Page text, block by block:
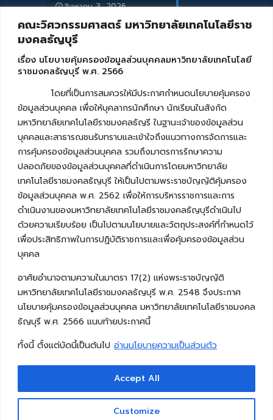
คณะวิศวกรรมศาสตร์ มหาวิทยาลัยเทคโนโลยีราช
มงคลธัญบุรี
เรื่อง นโยบายคุ้มครองข้อมูลส่วนบุคคลมหาวิทยาลัยเทคโนโลยี
ราชมงคลธัญบุรี พ.ศ. 2566
โดยที่เป็นการสมควรให้มีประกาศกำหนดนโยบายคุ้มครอง
ข้อมูลส่วนบุคคล เพื่อให้บุคลากรนักศึกษา นักเรียนในสังกัด
มหาวิทยาลัยเทคโนโลยีราชมงคลธัญรี ในฐานะเจ้าของข้อมูลส่วน
บุคคลและสาธารณชนรับทราบและเข้าใจถึงแนวทางการจัดการและ
การคุ้มครองข้อมูลส่วนบุคคล รวมถึงมาตรการรักษาความ
ปลอดภัยของข้อมูลส่วนบุคคลที่ดำเนินการโดยมหาวิทยาลัย
เทคโนโลยีราชมงคลธัญบุรี ให้เป็นไปตามพระราชบัญญัติคุ้มครอง
ข้อมูลส่วนบุคคล พ.ศ. 2562 เพื่อให้การบริหารราชการและการ
ดำเนินงานของมหาวิทยาลัยเทคโนโลยีราชมงคลธัญบุรีดำเนินไป
ด้วยความเรียบร้อย เป็นไปตามนโยบายและวัตถุประสงค์ที่กำหนดไว้
เพื่อประสิทธิภาพในการปฏิบัติราชการและเพื่อคุ้มครองข้อมูลส่วน
บุคคล
อาศัยอำนาจตามความในมาตรา 17(2) แห่งพระราชบัญญัติ
มหาวิทยาลัยเทคโนโลยีราชมงคลธัญบุรี พ.ศ. 2548 จึงประกาศ
นโยบายคุ้มครองข้อมูลส่วนบุคคล มหาวิทยาลัยเทคโนโลยีราชมงคล
ธัญบุรี พ.ศ. 2566 แนบท้ายประกาศนี้
ทั้งนี้ ตั้งแต่บัดนี้เป็นต้นไป อ่านนโยบายความเป็นส่วนตัว
Customize
Accept All
สิงหาคม 3, 2026
Copyright © 2026 คณะวิศวกรรมศาสตร์ มหาวิทยาลัย
เทคโนโลยีราชมงคลธัญบุรี